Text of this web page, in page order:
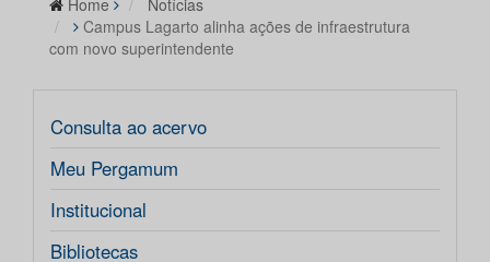
Home
Notícias
Campus Lagarto alinha ações de infraestrutura
com novo superintendente
Consulta ao acervo
Meu Pergamum
Institucional
Bibliotecas